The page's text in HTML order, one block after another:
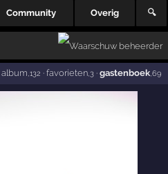
Community Overig 🔍
album ,132 · favorieten,3· gastenboek,69